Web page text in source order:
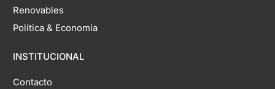
Renovables
Política & Economía
INSTITUCIONAL
Contacto